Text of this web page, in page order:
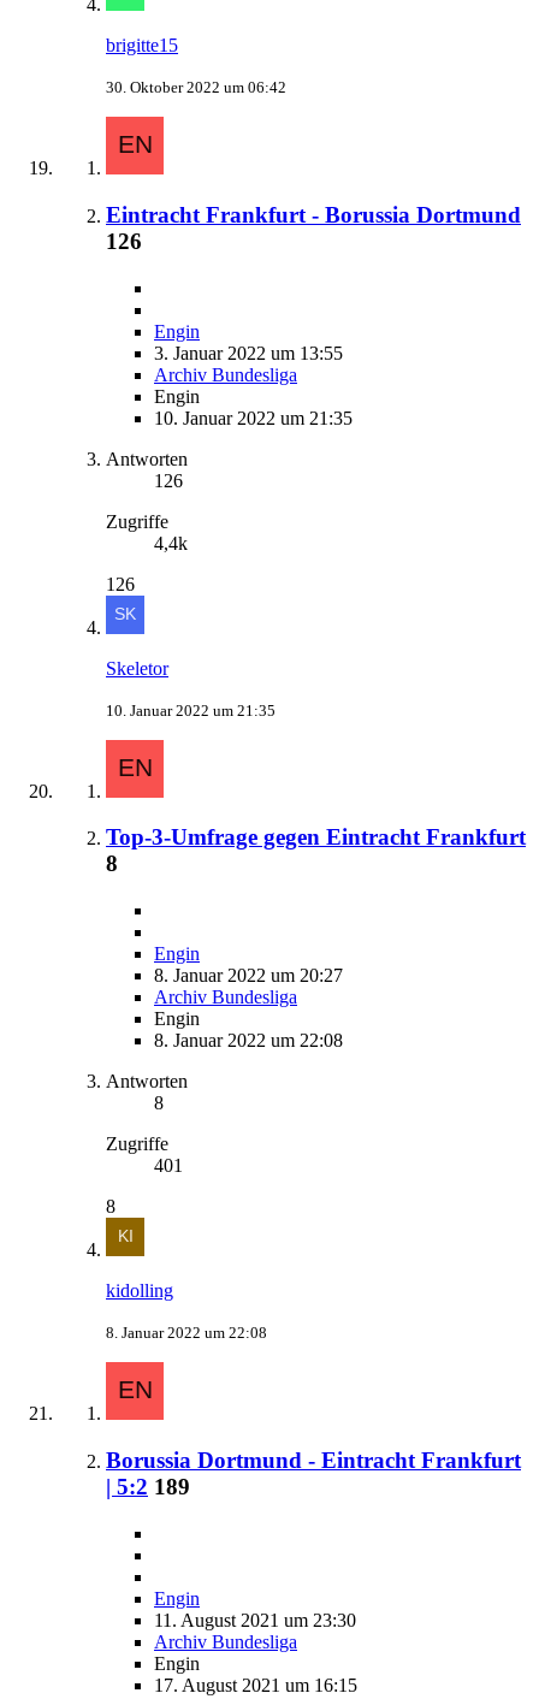
brigitte15
30. Oktober 2022 um 06:42
Eintracht Frankfurt - Borussia Dortmund
126
Engin
3. Januar 2022 um 13:55
Archiv Bundesliga
Engin
10. Januar 2022 um 21:35
Antworten
126
Zugriffe
4,4k
126
Skeletor
10. Januar 2022 um 21:35
Top-3-Umfrage gegen Eintracht Frankfurt
8
Engin
8. Januar 2022 um 20:27
Archiv Bundesliga
Engin
8. Januar 2022 um 22:08
Antworten
8
Zugriffe
401
8
kidolling
8. Januar 2022 um 22:08
Borussia Dortmund - Eintracht Frankfurt
| 5:2 189
Engin
11. August 2021 um 23:30
Archiv Bundesliga
Engin
17. August 2021 um 16:15